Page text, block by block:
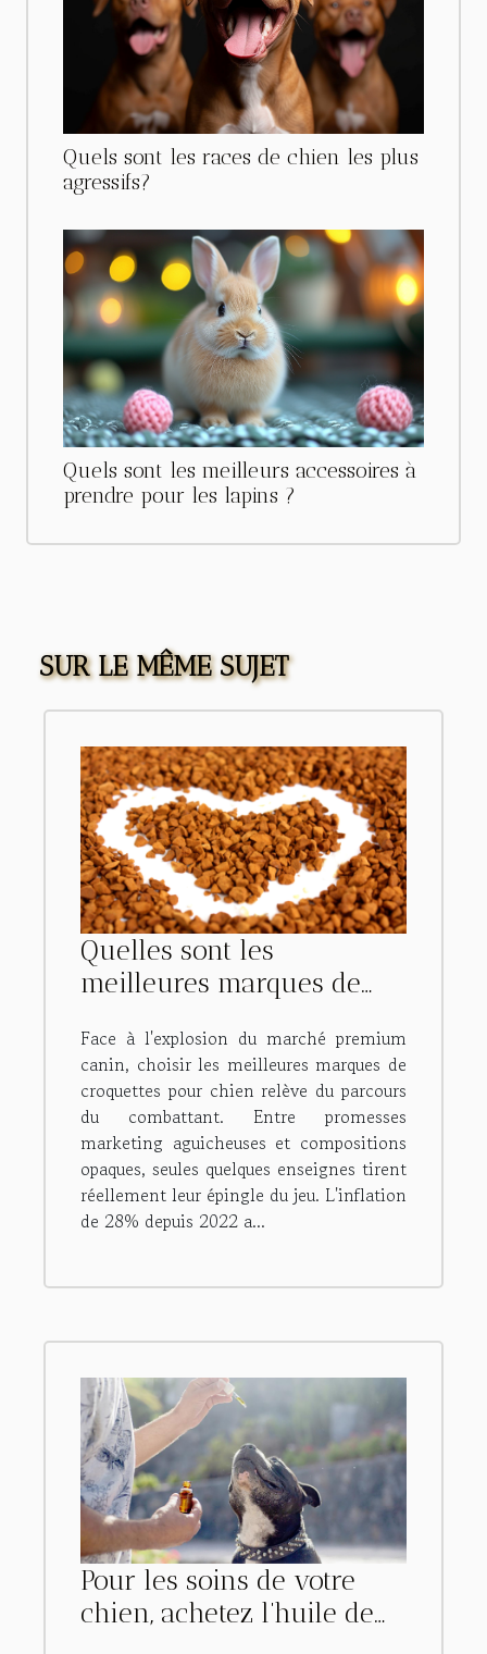
Quels sont les races de chien les plus
agressifs?
Quels sont les meilleurs accessoires à
prendre pour les lapins ?
SUR LE MÊME SUJET
Quelles sont les
meilleures marques de
Face à l'explosion du marché premium
canin, choisir les meilleures marques de
croquettes pour chien relève du parcours
du combattant. Entre promesses
marketing aguicheuses et compositions
opaques, seules quelques enseignes tirent
réellement leur épingle du jeu. L'inflation
de 28% depuis 2022 a...
Pour les soins de votre
chien, achetez l’huile de